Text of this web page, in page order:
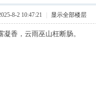
8-2 10:47:21 显示全部楼层
凝香，云雨巫山枉断肠。